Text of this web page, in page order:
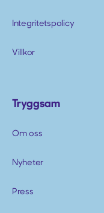
Integritetspolicy
Villkor
Tryggsam
Om oss
Nyheter
Press